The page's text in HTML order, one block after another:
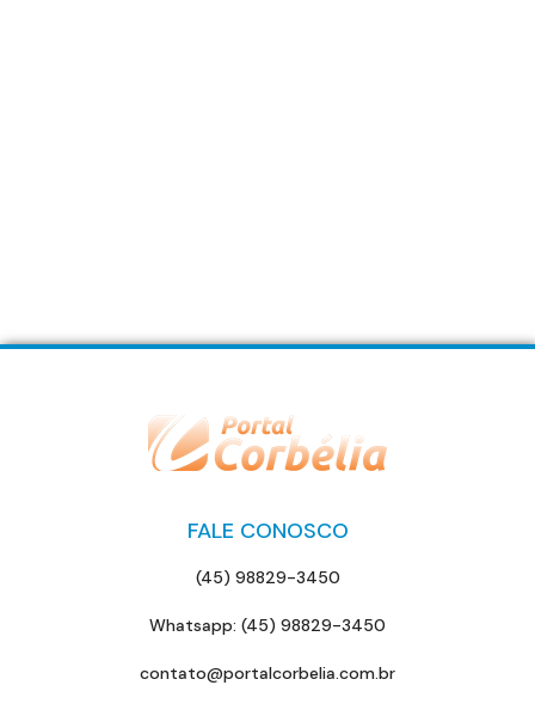
FALE CONOSCO
(45) 98829-3450
Whatsapp: (45) 98829-3450
contato@portalcorbelia.com.br